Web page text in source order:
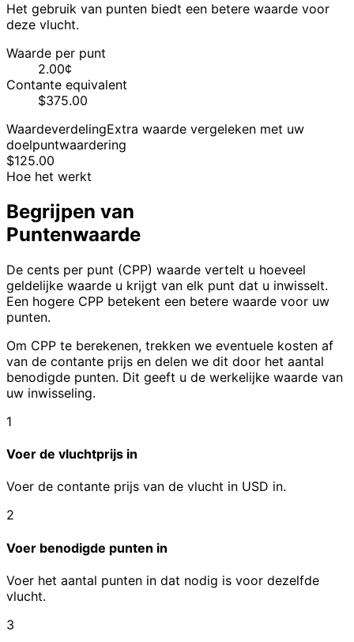
Het gebruik van punten biedt een betere waarde voor
deze vlucht.
Waarde per punt
2.00¢
Contante equivalent
$375.00
WaardeverdelingExtra waarde vergeleken met uw
doelpuntwaardering
$125.00
Hoe het werkt
Begrijpen van
Puntenwaarde
De cents per punt (CPP) waarde vertelt u hoeveel
geldelijke waarde u krijgt van elk punt dat u inwisselt.
Een hogere CPP betekent een betere waarde voor uw
punten.
Om CPP te berekenen, trekken we eventuele kosten af
van de contante prijs en delen we dit door het aantal
benodigde punten. Dit geeft u de werkelijke waarde van
uw inwisseling.
1
Voer de vluchtprijs in
Voer de contante prijs van de vlucht in USD in.
2
Voer benodigde punten in
Voer het aantal punten in dat nodig is voor dezelfde
vlucht.
3